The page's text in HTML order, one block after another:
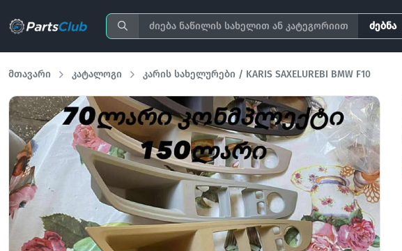
ძებნა
მთავარი კატალოგი კარის სახელურები / KARIS SAXELUREBI BMW F10